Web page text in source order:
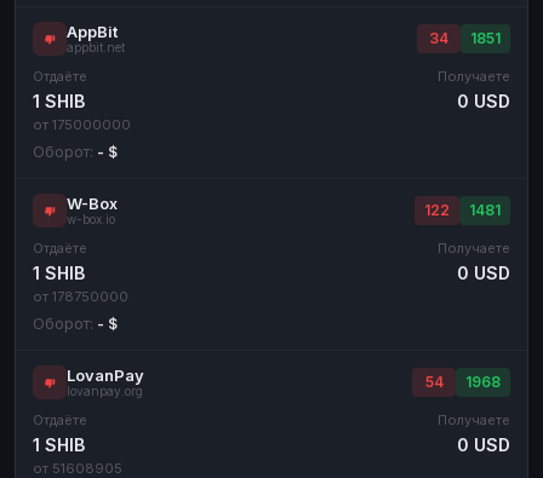
AppBit
appbit.net
34 1851
Отдаёте
1 SHIB
от 175000000
Получаете
0 USD
Оборот: - $
W-Box
w-box.io
122 1481
Отдаёте
1 SHIB
от 178750000
Получаете
0 USD
Оборот: - $
LovanPay
lovanpay.org
54 1968
Отдаёте
1 SHIB
от 51608905
Получаете
0 USD